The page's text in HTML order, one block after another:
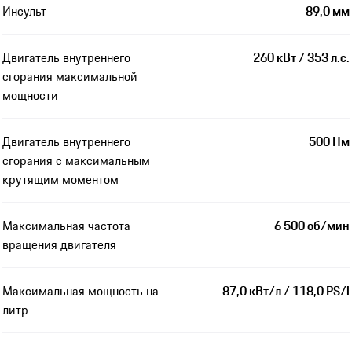
Инсульт 89,0 мм
Двигатель внутреннего
сгорания максимальной
мощности
260 кВт / 353 л.с.
Двигатель внутреннего
сгорания с максимальным
крутящим моментом
500 Нм
Максимальная частота
вращения двигателя
6 500 об/мин
Максимальная мощность на
литр
87,0 кВт/л / 118,0 PS/l